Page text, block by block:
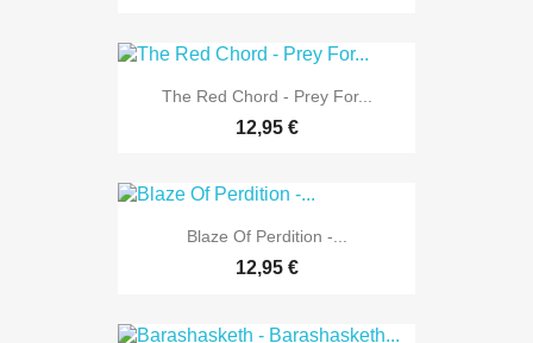
The Red Chord - Prey For...
12,95 €
Blaze Of Perdition -...
12,95 €